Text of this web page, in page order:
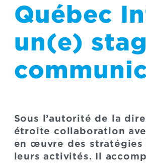
Québec
un(e)
Sous l’autorité de la
étroite collaboration
en œuvre des stratégies
leurs activités. Il